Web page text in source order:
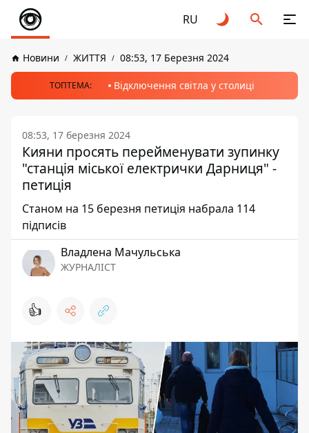
RU
Новини ЖИТТЯ 08:53, 17 Березня 2024
ТОПТЕМА: Відключення світла у столиці
08:53, 17 березня 2024
Кияни просять перейменувати зупинку
"станція міської електрички Дарниця" -
петиція
Станом на 15 березня петиція набрала 114
підписів
Владлена Мачульська
ЖУРНАЛІСТ
👍